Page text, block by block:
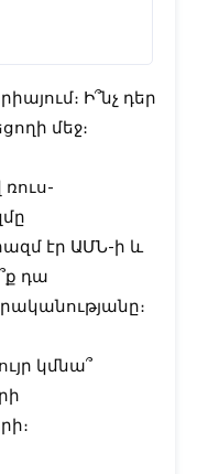
Ի՞նչ դեր
մեջ։
էր ԱՄՆ-ի և
դա
կմնա՞